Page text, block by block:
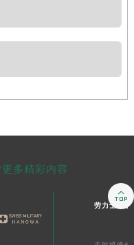
多精彩内容
劳力士售后
